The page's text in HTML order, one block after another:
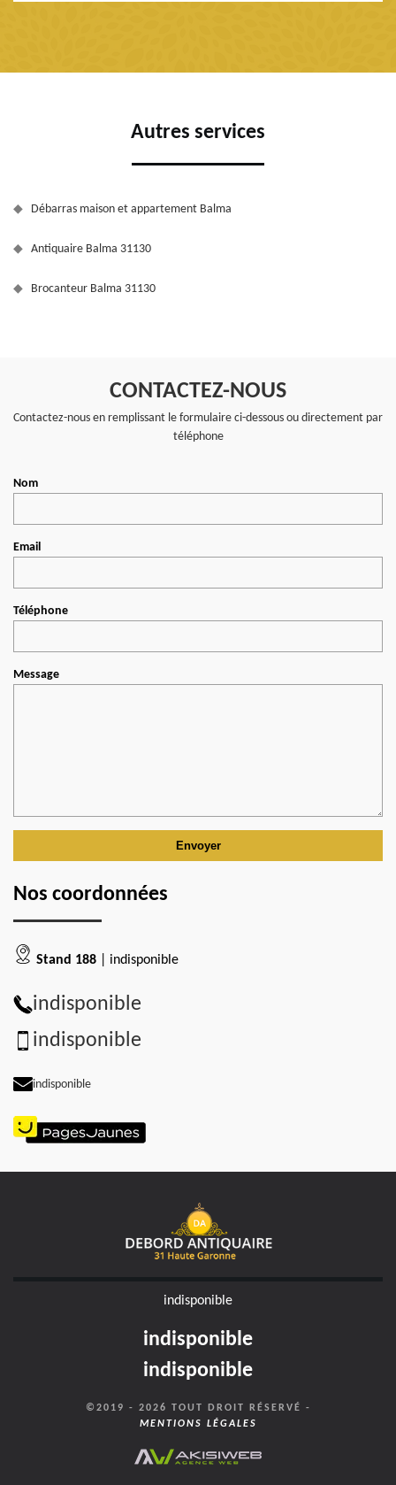
Autres services
Débarras maison et appartement Balma
Antiquaire Balma 31130
Brocanteur Balma 31130
CONTACTEZ-NOUS
Contactez-nous en remplissant le formulaire ci-dessous ou directement par
téléphone
Nom
Email
Téléphone
Message
Nos coordonnées
Stand 188 | indisponible
indisponible
indisponible
indisponible
indisponible
indisponible
indisponible
©2019 - 2026 TOUT DROIT RÉSERVÉ -
MENTIONS LÉGALES